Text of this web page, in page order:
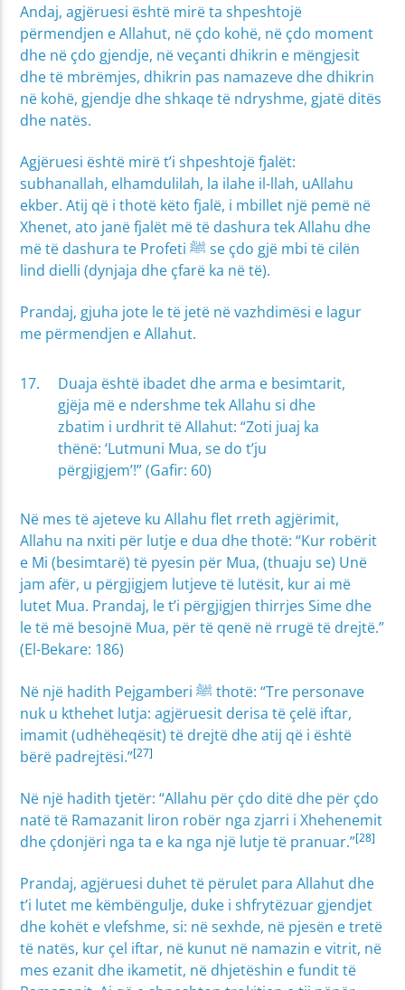
Andaj, agjëruesi është mirë ta shpeshtojë
përmendjen e Allahut, në çdo kohë, në çdo moment
dhe në çdo gjendje, në veçanti dhikrin e mëngjesit
dhe të mbrëmjes, dhikrin pas namazeve dhe dhikrin
në kohë, gjendje dhe shkaqe të ndryshme, gjatë ditës
dhe natës.
Agjëruesi është mirë t’i shpeshtojë fjalët:
subhanallah, elhamdulilah, la ilahe il-llah, uAllahu
ekber. Atij që i thotë këto fjalë, i mbillet një pemë në
Xhenet, ato janë fjalët më të dashura tek Allahu dhe
më të dashura te Profeti ﷺ se çdo gjë mbi të cilën
lind dielli (dynjaja dhe çfarë ka në të).
Prandaj, gjuha jote le të jetë në vazhdimësi e lagur
me përmendjen e Allahut.
Duaja është ibadet dhe arma e besimtarit,
gjëja më e ndershme tek Allahu si dhe
zbatim i urdhrit të Allahut: “Zoti juaj ka
thënë: ‘Lutmuni Mua, se do t’ju
përgjigjem’!” (Gafir: 60)
Në mes të ajeteve ku Allahu flet rreth agjërimit,
Allahu na nxiti për lutje e dua dhe thotë: “Kur robërit
e Mi (besimtarë) të pyesin për Mua, (thuaju se) Unë
jam afër, u përgjigjem lutjeve të lutësit, kur ai më
lutet Mua. Prandaj, le t’i përgjigjen thirrjes Sime dhe
le të më besojnë Mua, për të qenë në rrugë të drejtë.”
(El-Bekare: 186)
Në një hadith Pejgamberi ﷺ thotë: “Tre personave
nuk u kthehet lutja: agjëruesit derisa të çelë iftar,
imamit (udhëheqësit) të drejtë dhe atij që i është
bërë padrejtësi.”[27]
Në një hadith tjetër: “Allahu për çdo ditë dhe për çdo
natë të Ramazanit liron robër nga zjarri i Xhehenemit
dhe çdonjëri nga ta e ka nga një lutje të pranuar.”[28]
Prandaj, agjëruesi duhet të përulet para Allahut dhe
t’i lutet me këmbëngulje, duke i shfrytëzuar gjendjet
dhe kohët e vlefshme, si: në sexhde, në pjesën e tretë
të natës, kur çel iftar, në kunut në namazin e vitrit, në
mes ezanit dhe ikametit, në dhjetëshin e fundit të